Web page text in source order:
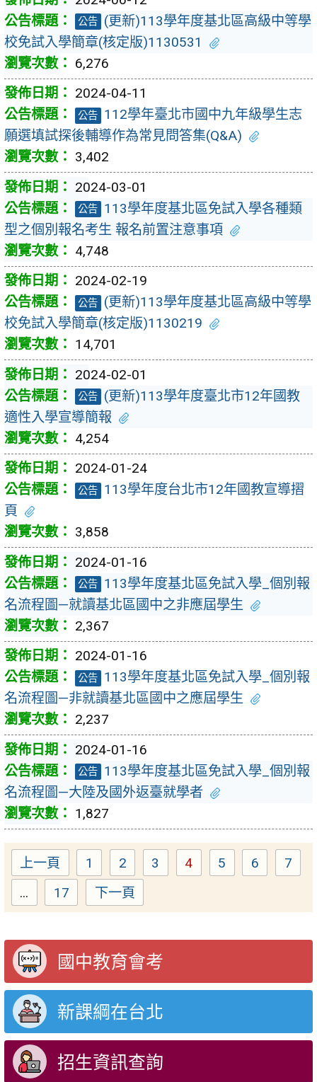
國中教育會考
新課綱在台北
招生資訊查詢
公告 (更新)113學年度基北區高級中等學
校免試入學簡章(核定版)1130531
6,276
2024-04-11
公告 112學年臺北市國中九年級學生志
願選填試探後輔導作為常見問答集(Q&A)
3,402
2024-03-01
公告 113學年度基北區免試入學各種類
型之個別報名考生 報名前置注意事項
4,748
2024-02-19
公告 (更新)113學年度基北區高級中等學
校免試入學簡章(核定版)1130219
14,701
2024-02-01
公告 (更新)113學年度臺北市12年國教
適性入學宣導簡報
4,254
2024-01-24
公告 113學年度台北市12年國教宣導摺
頁
3,858
2024-01-16
公告 113學年度基北區免試入學_個別報
名流程圖—就讀基北區國中之非應屆學生
2,367
2024-01-16
公告 113學年度基北區免試入學_個別報
名流程圖—非就讀基北區國中之應屆學生
2,237
2024-01-16
公告 113學年度基北區免試入學_個別報
名流程圖—大陸及國外返臺就學者
1,827
上一頁 Page
1 Page
2 Page
3 Page
4 Page
5 Page
6
7
...
Page
17 下一頁